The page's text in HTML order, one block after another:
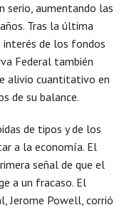
serio, aumentando las
Tras la última
interés de los fondos
Federal también
alivio cuantitativo en
de su balance.
de tipos y de los
a la economía. El
señal de que el
a un fracaso. El
Jerome Powell, corrió